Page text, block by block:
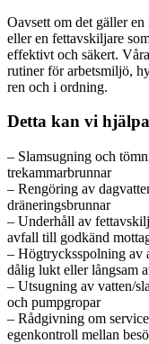
Oavsett om det gäller
eller en fettavskiljare
effektivt och säkert.
rutiner för arbetsmiljö,
ren och i ordning.
Detta kan vi
– Slamsugning och
trekammarbrunnar
– Rengöring av
dräneringsbrunnar
– Underhåll av
avfall till godkänd
– Högtrycksspolning av
dålig lukt eller långsam
– Utsugning av vatten/
och pumpgropar
– Rådgivning om
egenkontroll mellan